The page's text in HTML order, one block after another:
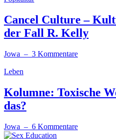
Cancel Culture –
der Fall R. Kelly
Jowa – 3 Kommentare
Leben
Kolumne: Toxische
das?
Jowa – 6 Kommentare